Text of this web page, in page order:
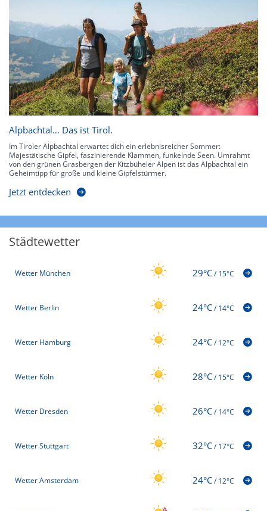
Alpbachtal… Das ist Tirol.
Im Tiroler Alpbachtal erwartet dich ein erlebnisreicher Sommer:
Majestätische Gipfel, faszinierende Klammen, funkelnde Seen. Umrahmt
von den grünen Grasbergen der Kitzbüheler Alpen ist das Alpbachtal ein
Geheimtipp für große und kleine Gipfelstürmer.
Jetzt entdecken
Städtewetter
Wetter München 29°C/15°C
Wetter Berlin 24°C/14°C
Wetter Hamburg 24°C/12°C
Wetter Köln 28°C/15°C
Wetter Dresden 26°C/14°C
Wetter Stuttgart 32°C/17°C
Wetter Amsterdam 24°C/12°C